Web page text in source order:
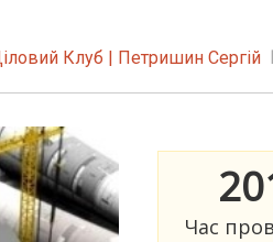
Клуб | Петришин Сергій
Час